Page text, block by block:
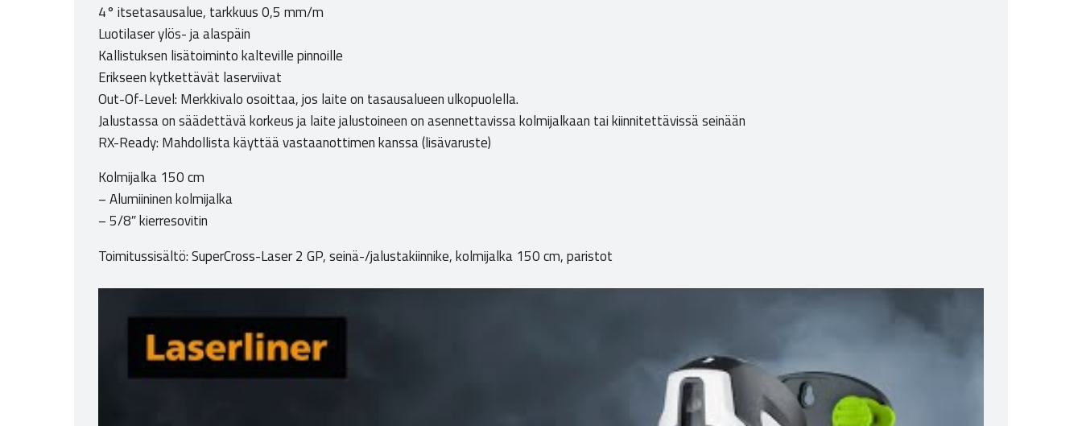
4° itsetasausalue, tarkkuus 0,5 mm/m
Luotilaser ylös- ja alaspäin
Kallistuksen lisätoiminto kalteville pinnoille
Erikseen kytkettävät laserviivat
Out-Of-Level: Merkkivalo osoittaa, jos laite on tasausalueen ulkopuolella.
Jalustassa on säädettävä korkeus ja laite jalustoineen on asennettavissa kolmijalkaan tai kiinnitettävissä seinään
RX-Ready: Mahdollista käyttää vastaanottimen kanssa (lisävaruste)
Kolmijalka 150 cm
– Alumiininen kolmijalka
– 5/8″ kierresovitin
Toimitussisältö: SuperCross-Laser 2 GP, seinä-/jalustakiinnike, kolmijalka 150 cm, paristot